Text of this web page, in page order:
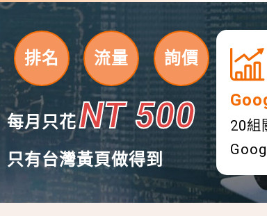
排名 流量 詢價
每月只花NT 500
只有台灣黃頁做得到
20組